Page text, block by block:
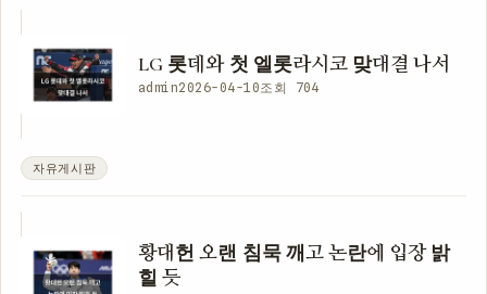
LG 롯데와 첫 엘롯라시코 맞대결 나서
admin2026-04-10조회 704
자유게시판
황대헌 오랜 침묵 깨고 논란에 입장 밝
힐 듯